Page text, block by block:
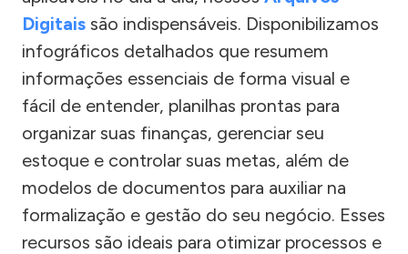
Digitais são indispensáveis. Disponibilizamos
infográficos detalhados que resumem
informações essenciais de forma visual e
fácil de entender, planilhas prontas para
organizar suas finanças, gerenciar seu
estoque e controlar suas metas, além de
modelos de documentos para auxiliar na
formalização e gestão do seu negócio. Esses
recursos são ideais para otimizar processos e